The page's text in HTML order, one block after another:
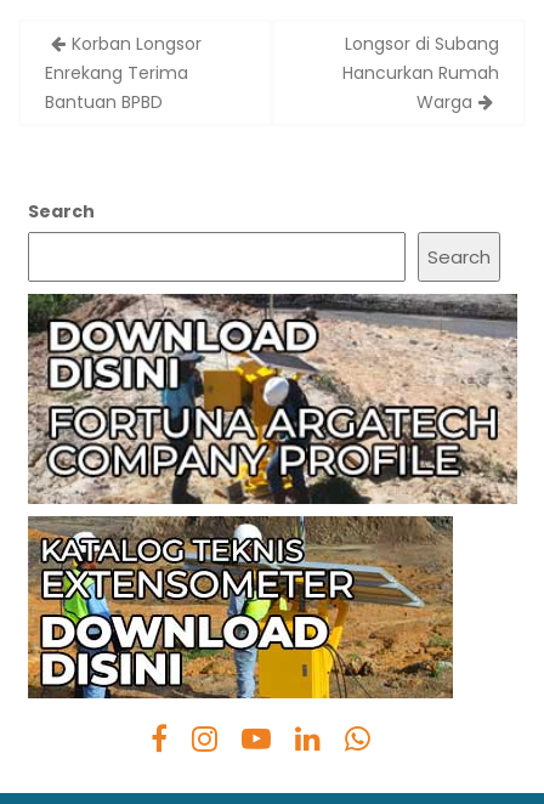
Post
navigation
Korban Longsor
Enrekang Terima
Bantuan BPBD
Longsor di Subang
Hancurkan Rumah
Warga
Search
Search